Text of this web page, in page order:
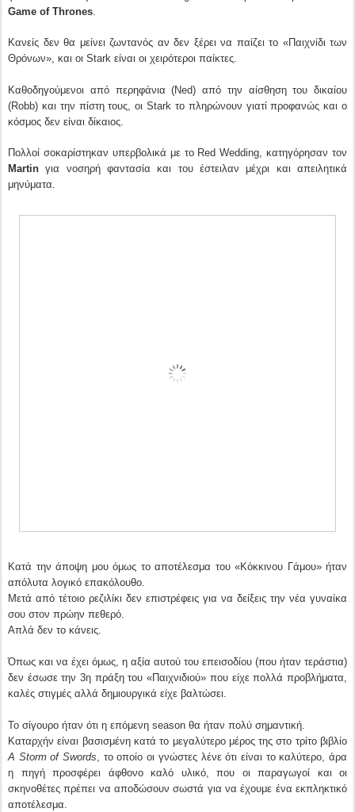
Game of Thrones.
Κανείς δεν θα μείνει ζωντανός αν δεν ξέρει να παίζει το «Παιχνίδι των
Θρόνων», και οι Stark είναι οι χειρότεροι παίκτες.
Καθοδηγούμενοι από περηφάνια (Ned) από την αίσθηση του δικαίου
(Robb) και την πίστη τους, οι Stark το πληρώνουν γιατί προφανώς και ο
κόσμος δεν είναι δίκαιος.
Πολλοί σοκαρίστηκαν υπερβολικά με το Red Wedding, κατηγόρησαν τον
Martin για νοσηρή φαντασία και του έστειλαν μέχρι και απειλητικά
μηνύματα.
Κατά την άποψη μου όμως το αποτέλεσμα του «Κόκκινου Γάμου» ήταν
απόλυτα λογικό επακόλουθο.
Μετά από τέτοιο ρεζιλίκι δεν επιστρέφεις για να δείξεις την νέα γυναίκα
σου στον πρώην πεθερό.
Απλά δεν το κάνεις.
Όπως και να έχει όμως, η αξία αυτού του επεισοδίου (που ήταν τεράστια)
δεν έσωσε την 3η πράξη του «Παιχνιδιού» που είχε πολλά προβλήματα,
καλές στιγμές αλλά δημιουργικά είχε βαλτώσει.
Το σίγουρο ήταν ότι η επόμενη season θα ήταν πολύ σημαντική.
Καταρχήν είναι βασισμένη κατά το μεγαλύτερο μέρος της στο τρίτο βιβλίο
A Storm of Swords, το οποίο οι γνώστες λένε ότι είναι το καλύτερο, άρα
η πηγή προσφέρει άφθονο καλό υλικό, που οι παραγωγοί και οι
σκηνοθέτες πρέπει να αποδώσουν σωστά για να έχουμε ένα εκπληκτικό
αποτέλεσμα.